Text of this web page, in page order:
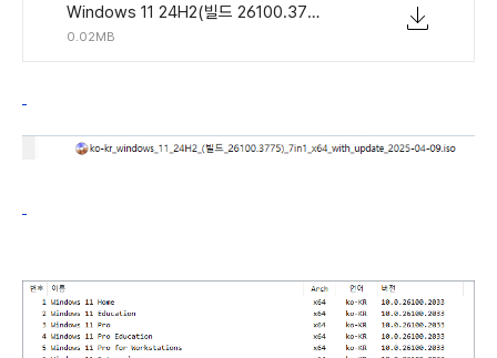
Windows 11 24H2(빌드 26100.3775) MSDN 통합 버전 7in1 KO-KR.torrent
0.02MB